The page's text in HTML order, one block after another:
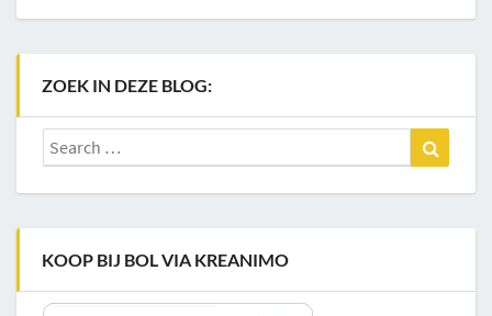
ZOEK IN DEZE BLOG:
Search
for:
KOOP BIJ BOL VIA KREANIMO